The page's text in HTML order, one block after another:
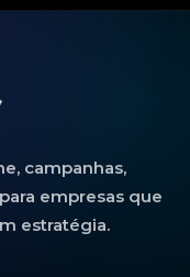
campanhas,
empresas que
estratégia.